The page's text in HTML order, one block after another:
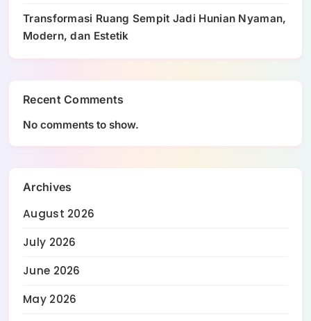
Transformasi Ruang Sempit Jadi Hunian Nyaman,
Modern, dan Estetik
Recent Comments
No comments to show.
Archives
August 2026
July 2026
June 2026
May 2026